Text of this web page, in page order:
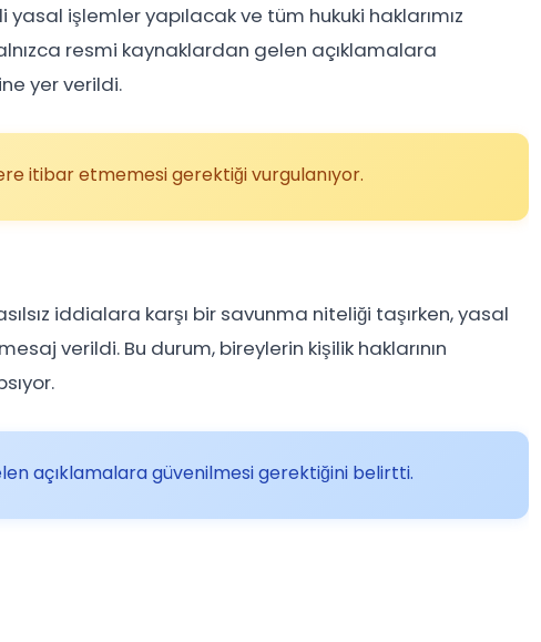
işlemler yapılacak ve tüm hukuki haklarımız
resmi kaynaklardan gelen açıklamalara
yer verildi.
itibar etmemesi gerektiği vurgulanıyor.
iddialara karşı bir savunma niteliği taşırken, yasal
verildi. Bu durum, bireylerin kişilik haklarının
açıklamalara güvenilmesi gerektiğini belirtti.